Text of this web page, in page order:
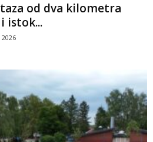
od dva kilometra
istok...